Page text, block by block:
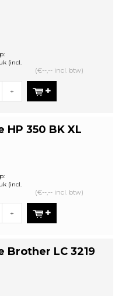
(incl.
(€--,-- incl. btw)
+
HP 350 BK XL
(incl.
(€--,-- incl. btw)
+
Brother LC 3219